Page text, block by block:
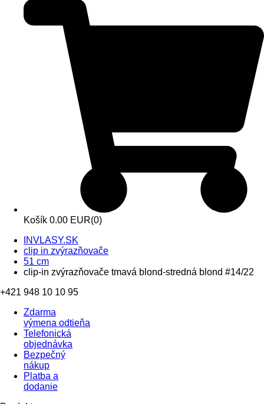
Košík 0.00 EUR(0)
INVLASY.SK
clip in zvýrazňovače
51 cm
clip-in zvýrazňovače tmavá blond-stredná blond #14/22
+421 948 10 10 95
Zdarma
výmena odtieňa
Telefonická
objednávka
Bezpečný
nákup
Platba a
dodanie